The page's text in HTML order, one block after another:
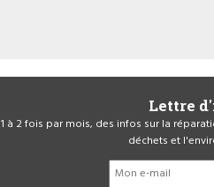
Lettre
1 à 2 fois par mois, des infos sur la
déchets et